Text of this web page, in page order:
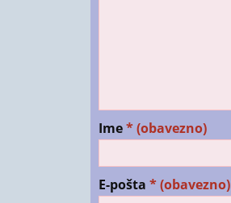
Ime* (obavezno)
E-pošta * (obavezno)